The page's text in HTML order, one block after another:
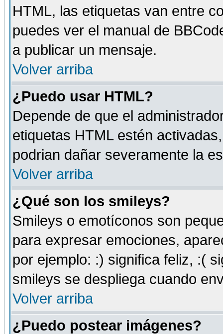
HTML, las etiquetas van entre
puedes ver el manual de
a publicar un mensaje.
Volver arriba
¿Puedo usar HTML?
Depende de que el
etiquetas HTML estén
podrian dañar severamente la
Volver arriba
¿Qué son los smileys?
Smileys o emotíconos son
para expresar emociones,
por ejemplo: :) significa feliz, :(
smileys se despliega cuando
Volver arriba
¿Puedo postear imágenes?